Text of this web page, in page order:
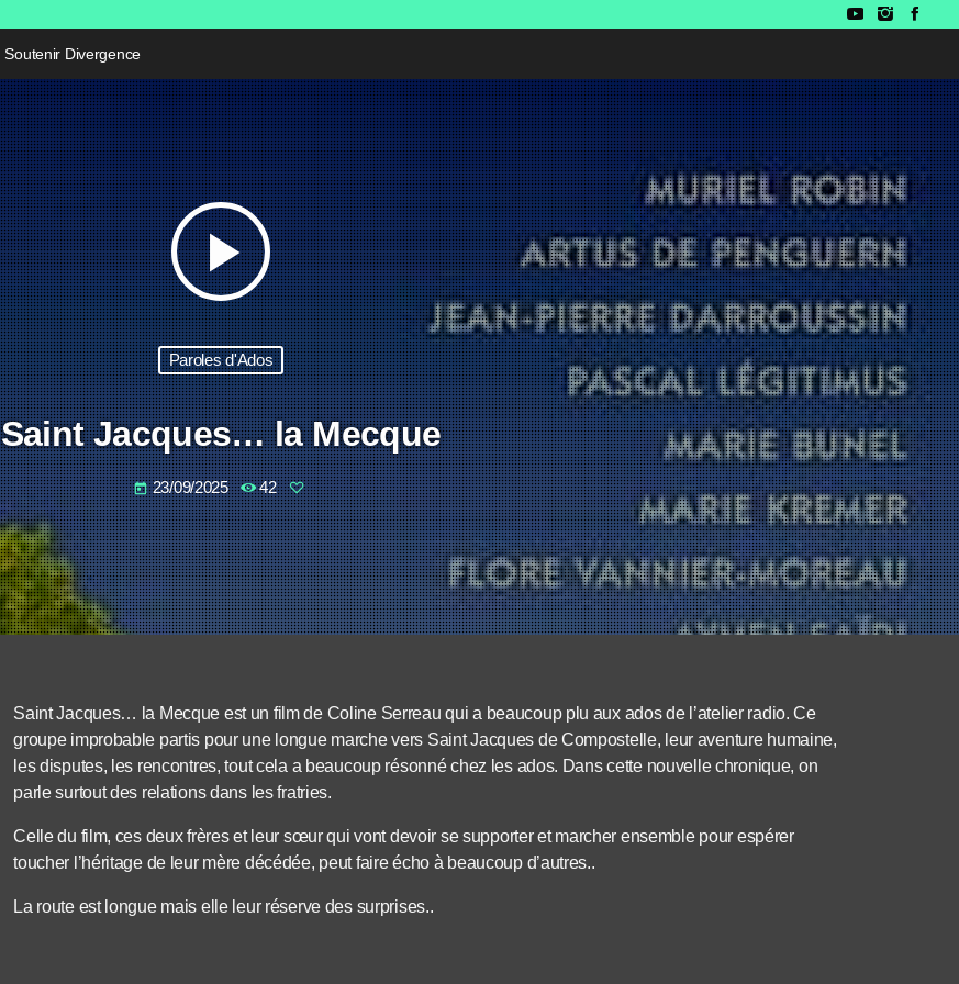
Soutenir Divergence
play_arrow
Paroles d'Ados
Saint Jacques… la Mecque
today 23/09/2025 42
Saint Jacques… la Mecque est un film de Coline Serreau qui a beaucoup plu aux ados de l’atelier radio. Ce
groupe improbable partis pour une longue marche vers Saint Jacques de Compostelle, leur aventure humaine,
les disputes, les rencontres, tout cela a beaucoup résonné chez les ados. Dans cette nouvelle chronique, on
parle surtout des relations dans les fratries.
Celle du film, ces deux frères et leur sœur qui vont devoir se supporter et marcher ensemble pour espérer
toucher l’héritage de leur mère décédée, peut faire écho à beaucoup d’autres..
La route est longue mais elle leur réserve des surprises..